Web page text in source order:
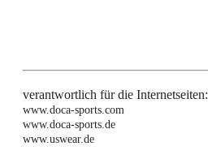
verantwortlich für die Internetseiten:
www.doca-sports.com
www.doca-sports.de
www.uswear.de